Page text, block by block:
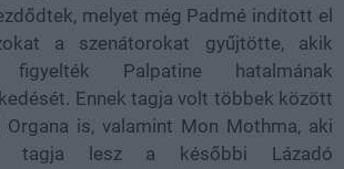
melyet még Padmé indított el
a szenátorokat gyűjtötte, akik
figyelték Palpatine hatalmának
Ennek tagja volt többek között
Organa is, valamint Mon Mothma, aki
tagja lesz a későbbi Lázadó